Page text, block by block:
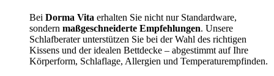
Bei Dorma Vita erhalten Sie nicht nur Standardware,
sondern maßgeschneiderte Empfehlungen. Unsere
Schlafberater unterstützen Sie bei der Wahl des richtigen
Kissens und der idealen Bettdecke – abgestimmt auf Ihre
Körperform, Schlaflage, Allergien und Temperaturempfinden.